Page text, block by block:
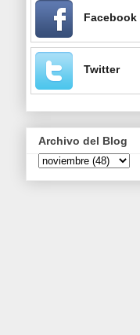
Facebook
Twitter
Archivo del Blog